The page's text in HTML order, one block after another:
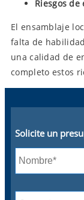
Riesgos
El ensamblaje
falta de
una calidad de
completo estos
Solicite un